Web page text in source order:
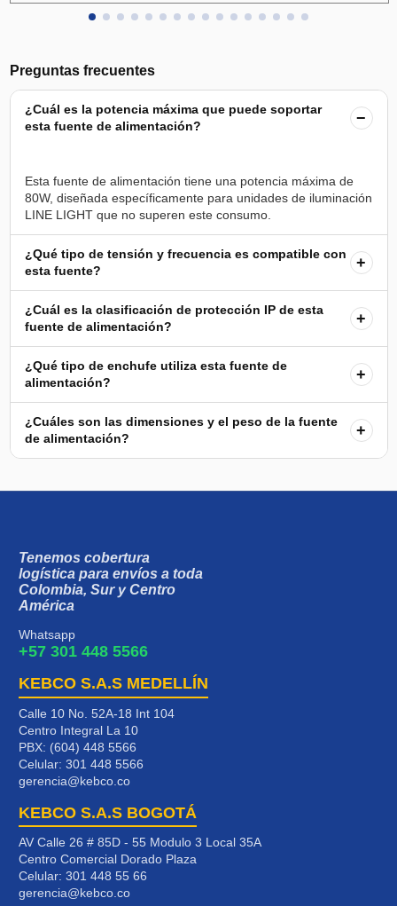
Preguntas frecuentes
¿Cuál es la potencia máxima que puede soportar
esta fuente de alimentación?
−
Esta fuente de alimentación tiene una potencia máxima de
80W, diseñada específicamente para unidades de iluminación
¿Qué tipo de tensión y frecuencia es compatible con
esta fuente?
+
¿Cuál es la clasificación de protección IP de esta
fuente de alimentación?
+
¿Qué tipo de enchufe utiliza esta fuente de
alimentación?
+
¿Cuáles son las dimensiones y el peso de la fuente
de alimentación?
+
Tenemos cobertura
logística para envíos a toda
Colombia, Sur y Centro
América
Whatsapp
+57 301 448 5566
KEBCO S.A.S MEDELLÍN
Calle 10 No. 52A-18 Int 104
Centro Integral La 10
PBX: (604) 448 5566
Celular: 301 448 5566
gerencia@kebco.co
KEBCO S.A.S BOGOTÁ
AV Calle 26 # 85D - 55 Modulo 3 Local 35A
Centro Comercial Dorado Plaza
Celular: 301 448 55 66
gerencia@kebco.co